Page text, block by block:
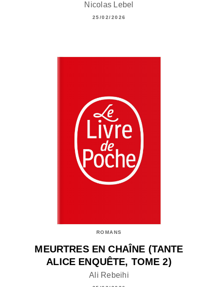
Nicolas Lebel
25/02/2026
ROMANS
MEURTRES EN CHAÎNE (TANTE
ALICE ENQUÊTE, TOME 2)
Ali Rebeihi